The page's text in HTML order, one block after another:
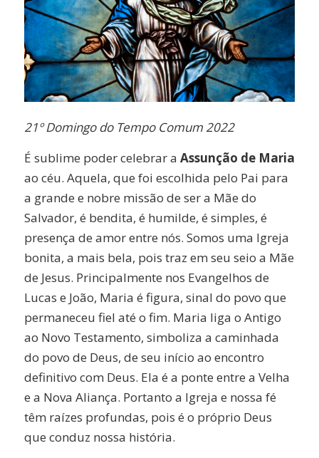
21º Domingo do Tempo Comum 2022
É sublime poder celebrar a Assunção de Maria
ao céu. Aquela, que foi escolhida pelo Pai para
a grande e nobre missão de ser a Mãe do
Salvador, é bendita, é humilde, é simples, é
presença de amor entre nós. Somos uma Igreja
bonita, a mais bela, pois traz em seu seio a Mãe
de Jesus. Principalmente nos Evangelhos de
Lucas e João, Maria é figura, sinal do povo que
permaneceu fiel até o fim. Maria liga o Antigo
ao Novo Testamento, simboliza a caminhada
do povo de Deus, de seu início ao encontro
definitivo com Deus. Ela é a ponte entre a Velha
e a Nova Aliança. Portanto a Igreja e nossa fé
têm raízes profundas, pois é o próprio Deus
que conduz nossa história.